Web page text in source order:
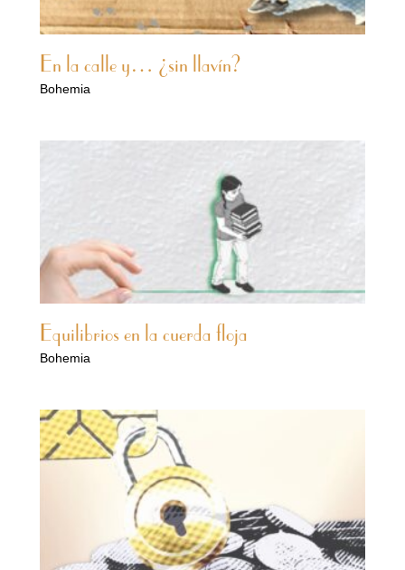
En la calle y… ¿sin llavín?
Bohemia
Equilibrios en la cuerda floja
Bohemia